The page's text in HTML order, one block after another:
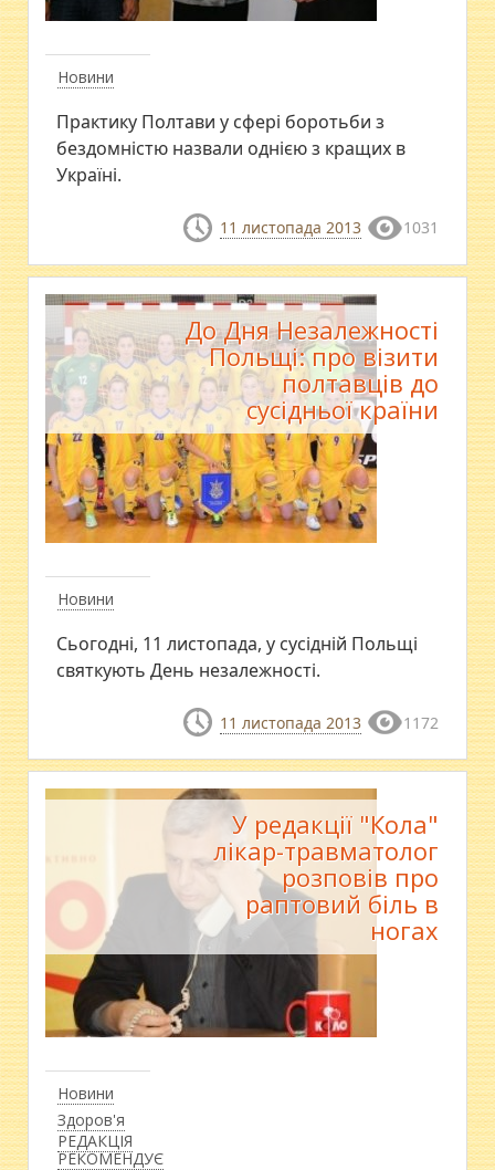
Новини
Практику Полтави у сфері боротьби з
бездомністю назвали однією з кращих в
Україні.
11 листопада 2013 1031
Новини
До Дня Незалежності
Польщі: про візити
полтавців до
сусідньої країни
Сьогодні, 11 листопада, у сусідній Польщі
святкують День незалежності.
11 листопада 2013 1172
Новини
Здоров'я
РЕДАКЦІЯ
РЕКОМЕНДУЄ
У редакції "Кола"
лікар-травматолог
розповів про
раптовий біль в
ногах